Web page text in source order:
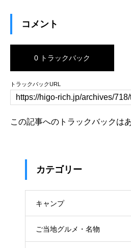
コメント
0 トラックバック
トラックバックURL
この記事へのトラックバックは
カテゴリー
キャンプ
ご当地グルメ・名物